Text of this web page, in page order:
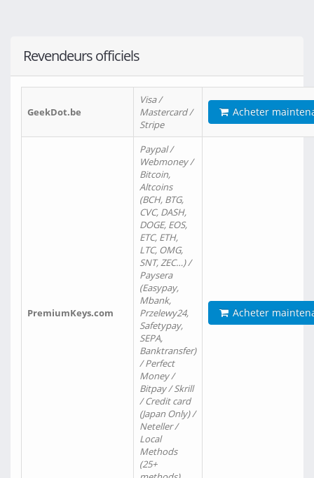
Revendeurs officiels
GeekDot.be
Visa /
Mastercard /
Stripe
Acheter
PremiumKeys.com
Paypal /
Webmoney /
Bitcoin,
Altcoins
(BCH, BTG,
CVC, DASH,
DOGE, EOS,
ETC, ETH,
LTC, OMG,
SNT, ZEC…) /
Paysera
(Easypay,
Mbank,
Przelewy24,
Safetypay,
SEPA,
Banktransfer)
/ Perfect
Money /
Bitpay / Skrill
/ Credit card
(Japan Only) /
Neteller /
Local
Methods
(25+
Acheter